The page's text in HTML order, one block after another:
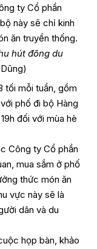
ty Cổ phần
này sẽ chỉ kinh
ăn truyền thống.
hút đông du
tối mỗi tuần, gồm
phố đi bộ Hàng
đối với mùa hè
Công ty Cổ phần
mua sắm ở phố
thức món ăn
vực này sẽ là
dân và du
họp bàn, khảo